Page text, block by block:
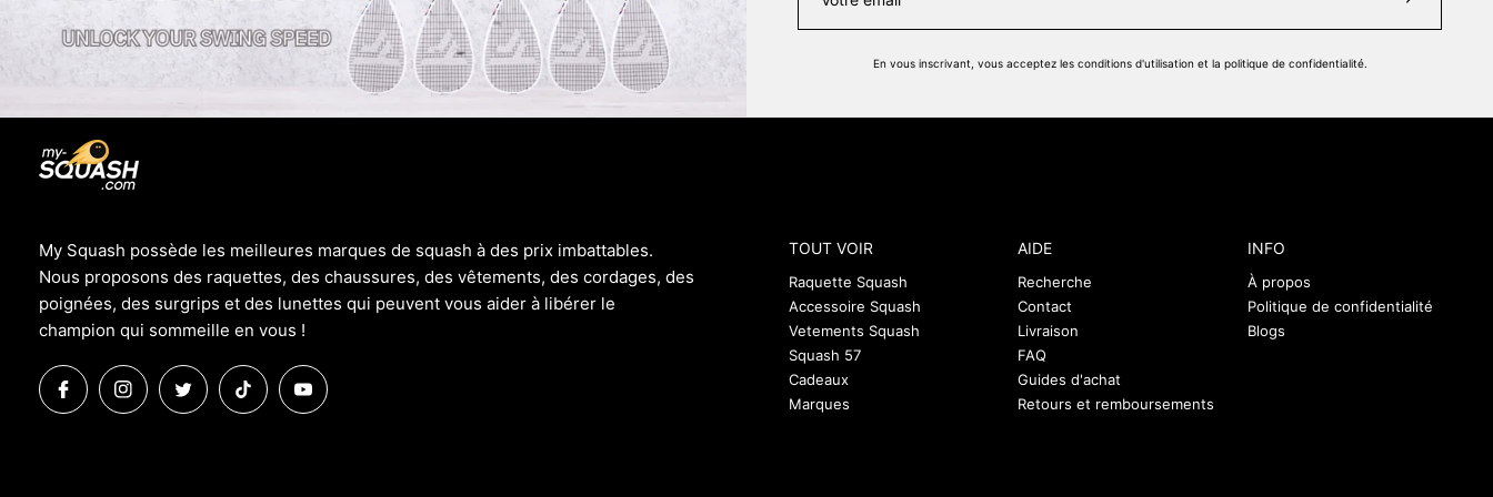
En vous inscrivant, vous acceptez les conditions d'utilisation et la politique de confidentialité.
My Squash possède les meilleures marques de squash à des prix imbattables.
Nous proposons des raquettes, des chaussures, des vêtements, des cordages, des
poignées, des surgrips et des lunettes qui peuvent vous aider à libérer le
champion qui sommeille en vous !
TOUT VOIR
Raquette Squash
Accessoire Squash
Vetements Squash
Squash 57
Cadeaux
Marques
AIDE
Recherche
Contact
Livraison
FAQ
Guides d'achat
Retours et remboursements
INFO
À propos
Politique de confidentialité
Blogs